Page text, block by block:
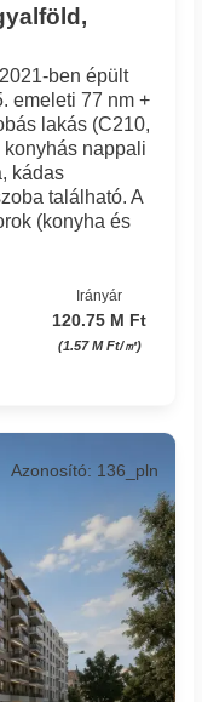
ben épült
emeleti 77 nm +
lakás (C210,
nappali
kádas
található. A
(konyha és
Irányár
120.75 M Ft
(1.57 M Ft/㎡)
Azonosító: 136_pln